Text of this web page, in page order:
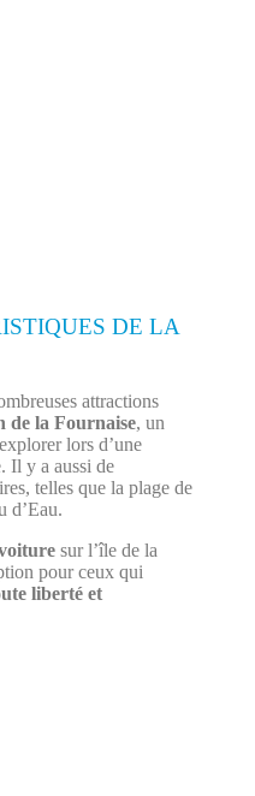
DE LA
attractions
de la Fournaise, un
lors d’une
Il y a aussi de
telles que la plage de
d’Eau.
sur l’île de la
pour ceux qui
liberté et